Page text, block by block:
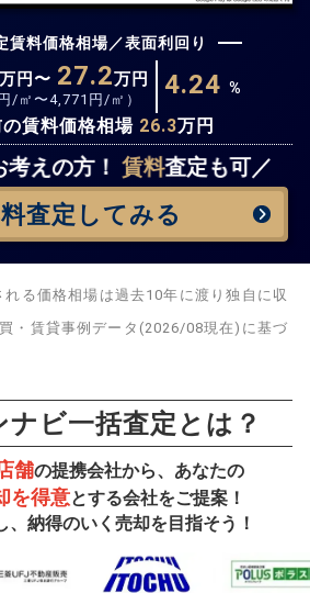
賃料価格相場／表面利回り
万円〜 27.2万円
円/㎡〜4,771 円/㎡） 4.24 %
賃料価格相場 26.3万円
えの方！ 賃料査定も可／
査定 してみる
査定スタート！
る価格相場は過去10年に渡り独自に収
・賃貸事例データ(2026/08現在)に基づ
ビ一括査定とは？
舗の提携会社から、あなたの
を得意とする会社をご提案！
、納得のいく売却を目指そう！